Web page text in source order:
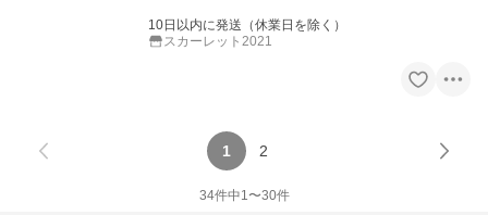
10日以内に発送（休業日を除く）
スカーレット2021
1 2
34件中1〜30件